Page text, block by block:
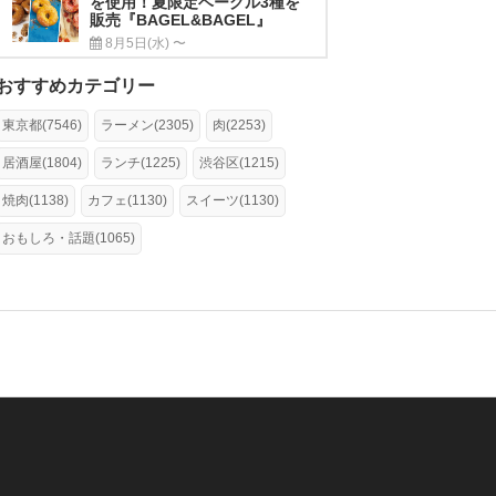
販売『BAGEL&BAGEL』
8月5日(水) 〜
すすめカテゴリー
東京都(7546) ラーメン(2305) 肉(2253)
居酒屋(1804) ランチ(1225) 渋谷区(1215)
焼肉(1138) カフェ(1130) スイーツ(1130)
おもしろ・話題(1065)